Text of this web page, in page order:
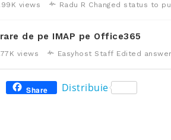
views Radu R Changed status to
de pe IMAP pe Office365
views Easyhost Staff Edited answer
Share Distribuie